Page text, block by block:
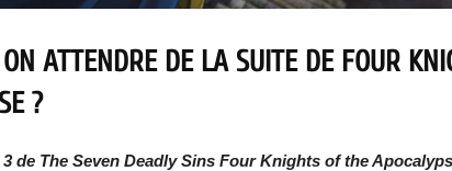
ATTENDRE DE LA SUITE DE FOUR
?
de The Seven Deadly Sins Four Knights of the